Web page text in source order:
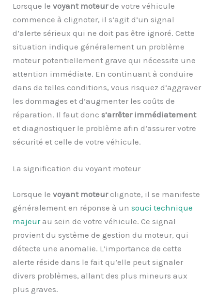
Lorsque levoyant moteurde votre véhicule
commence à clignoter, il s’agit d’un signal
d’alerte sérieux qui ne doit pas être ignoré. Cette
situation indique généralement un problème
moteur potentiellement grave qui nécessite une
attention immédiate. En continuant à conduire
dans de telles conditions, vous risquez d’aggraver
les dommages et d’augmenter les coûts de
réparation. Il faut doncs’arrêter immédiatement
et diagnostiquer le problème afin d’assurer votre
sécurité et celle de votre véhicule.
La signification du voyant moteur
Lorsque levoyant moteurclignote, il se manifeste
généralement en réponse à unsouci technique
majeurau sein de votre véhicule. Ce signal
provient du système de gestion du moteur, qui
détecte une anomalie. L’importance de cette
alerte réside dans le fait qu’elle peut signaler
divers problèmes, allant des plus mineurs aux
plus graves.